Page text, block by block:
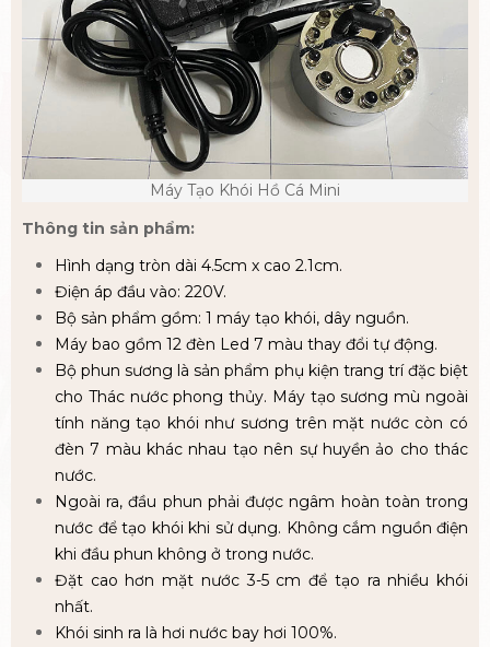
Máy Tạo Khói Hồ Cá Mini
Thông tin sản phẩm:
Hình dạng tròn dài 4.5cm x cao 2.1cm.
Điện áp đầu vào: 220V.
Bộ sản phẩm gồm: 1 máy tạo khói, dây nguồn.
Máy bao gồm 12 đèn Led 7 màu thay đổi tự động.
Bộ phun sương là sản phẩm phụ kiện trang trí đặc biệt
cho Thác nước phong thủy. Máy tạo sương mù ngoài
tính năng tạo khói như sương trên mặt nước còn có
đèn 7 màu khác nhau tạo nên sự huyền ảo cho thác
nước.
Ngoài ra, đầu phun phải được ngâm hoàn toàn trong
nước để tạo khói khi sử dụng. Không cắm nguồn điện
khi đầu phun không ở trong nước.
Đặt cao hơn mặt nước 3-5 cm để tạo ra nhiều khói
nhất.
Khói sinh ra là hơi nước bay hơi 100%.